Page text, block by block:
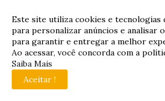
Este site utiliza cookies e
para personalizar anúncios e analisar
para garantir e entregar a melhor
Ao acessar, você concorda com a
Saiba Mais
Aceitar !